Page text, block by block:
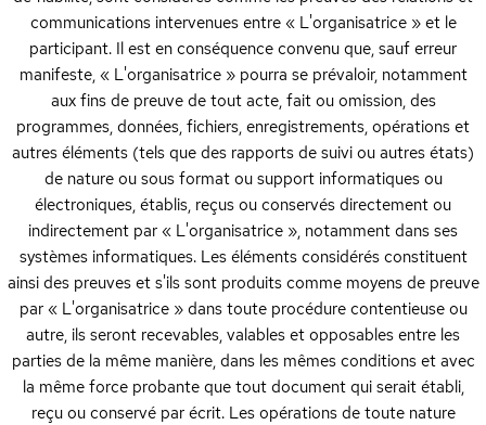
communications intervenues entre « L'organisatrice » et le
participant. Il est en conséquence convenu que, sauf erreur
manifeste, « L'organisatrice » pourra se prévaloir, notamment
aux fins de preuve de tout acte, fait ou omission, des
programmes, données, fichiers, enregistrements, opérations et
autres éléments (tels que des rapports de suivi ou autres états)
de nature ou sous format ou support informatiques ou
électroniques, établis, reçus ou conservés directement ou
indirectement par « L'organisatrice », notamment dans ses
systèmes informatiques. Les éléments considérés constituent
ainsi des preuves et s'ils sont produits comme moyens de preuve
par « L'organisatrice » dans toute procédure contentieuse ou
autre, ils seront recevables, valables et opposables entre les
parties de la même manière, dans les mêmes conditions et avec
la même force probante que tout document qui serait établi,
reçu ou conservé par écrit. Les opérations de toute nature